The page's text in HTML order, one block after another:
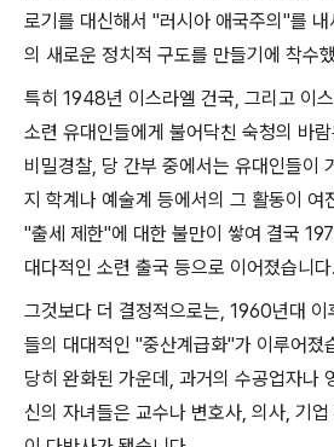
로기를 대신해서 "러시아 애국주의 "를 내
의 새로운 정치적 구도를 만들기에 착수
특히 1948년 이스라엘 건국, 그리고 이
소련 유대인들에게 불어닥친 숙청의 바
비밀경찰, 당 간부 중에서는 유대인들이
지 학계나 예술계 등에서의 그 활동이 여
"출세 제한"에 대한 불만이 쌓여 결국
대다적인 소련 출국 등으로 이어졌습니다.
그것보다 더 결정적으로는, 1960년대 이
들의 대대적인 "중산계급화"가 이루어졌
당히 완화된 가운데 , 과거의 수공업자나
신의 자녀들은 교수나 변호사, 의사, 기업